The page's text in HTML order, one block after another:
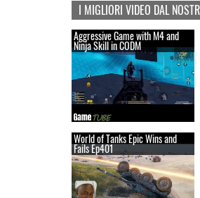
I MIGLIORI VIDEO DAL
Aggressive Game with M4 and
Ninja Skill in CODM
World of Tanks Epic Wins and
Fails Ep401